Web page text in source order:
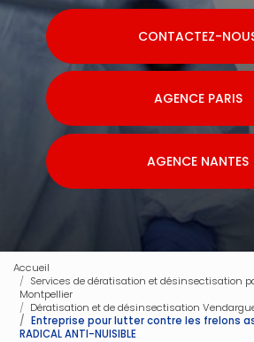
CONTACTEZ-
AGENCE PARIS
AGENCE NANTES
Accueil
Services de dératisation et désinsectisation
Montpellier
Dératisation et de désinsectisation
Entreprise pour lutter contre les frelons
RADICAL ANTI-NUISIBLE